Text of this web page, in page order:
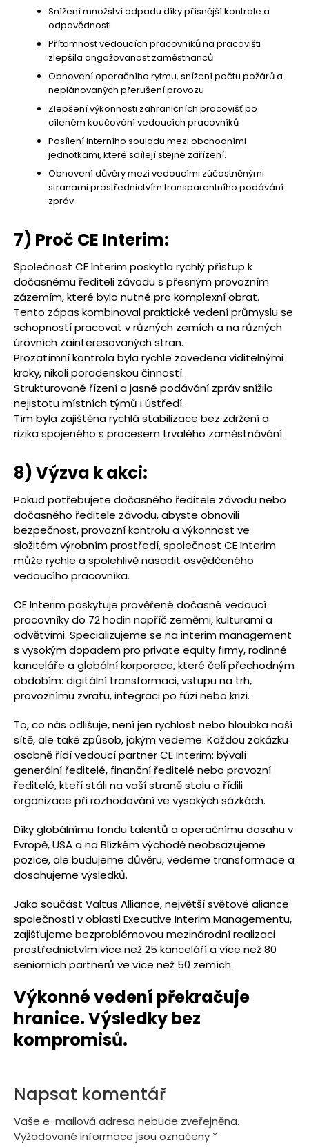
Snížení množství odpadu díky přísnější kontrole a
odpovědnosti
Přítomnost vedoucích pracovníků na pracovišti
zlepšila angažovanost zaměstnanců
Obnovení operačního rytmu, snížení počtu požárů a
neplánovaných přerušení provozu
Zlepšení výkonnosti zahraničních pracovišť po
cíleném koučování vedoucích pracovníků
Posílení interního souladu mezi obchodními
jednotkami, které sdílejí stejné zařízení.
Obnovení důvěry mezi vedoucími zúčastněnými
stranami prostřednictvím transparentního podávání
zpráv
7) Proč CE Interim:
Společnost CE Interim poskytla rychlý přístup k
dočasnému řediteli závodu s přesným provozním
zázemím, které bylo nutné pro komplexní obrat.
Tento zápas kombinoval praktické vedení průmyslu se
schopností pracovat v různých zemích a na různých
úrovních zainteresovaných stran.
Prozatímní kontrola byla rychle zavedena viditelnými
kroky, nikoli poradenskou činností.
Strukturované řízení a jasné podávání zpráv snížilo
nejistotu místních týmů i ústředí.
Tím byla zajištěna rychlá stabilizace bez zdržení a
rizika spojeného s procesem trvalého zaměstnávání.
8) Výzva k akci:
Pokud potřebujete dočasného ředitele závodu nebo
dočasného ředitele závodu, abyste obnovili
bezpečnost, provozní kontrolu a výkonnost ve
složitém výrobním prostředí, společnost CE Interim
může rychle a spolehlivě nasadit osvědčeného
vedoucího pracovníka.
CE Interim poskytuje prověřené dočasné vedoucí
pracovníky do 72 hodin napříč zeměmi, kulturami a
odvětvími. Specializujeme se na interim management
s vysokým dopadem pro private equity firmy, rodinné
kanceláře a globální korporace, které čelí přechodným
obdobím: digitální transformaci, vstupu na trh,
provoznímu zvratu, integraci po fúzi nebo krizi.
To, co nás odlišuje, není jen rychlost nebo hloubka naší
sítě, ale také způsob, jakým vedeme. Každou zakázku
osobně řídí vedoucí partner CE Interim: bývalí
generální ředitelé, finanční ředitelé nebo provozní
ředitelé, kteří stáli na vaší straně stolu a řídili
organizace při rozhodování ve vysokých sázkách.
Díky globálnímu fondu talentů a operačnímu dosahu v
Evropě, USA a na Blízkém východě neobsazujeme
pozice, ale budujeme důvěru, vedeme transformace a
dosahujeme výsledků.
Jako součást Valtus Alliance, největší světové aliance
společností v oblasti Executive Interim Managementu,
zajišťujeme bezproblémovou mezinárodní realizaci
prostřednictvím více než 25 kanceláří a více než 80
seniorních partnerů ve více než 50 zemích.
Výkonné vedení překračuje
hranice. Výsledky bez
kompromisů.
Napsat komentář
Vaše e-mailová adresa nebude zveřejněna.
Vyžadované informace jsou označeny *